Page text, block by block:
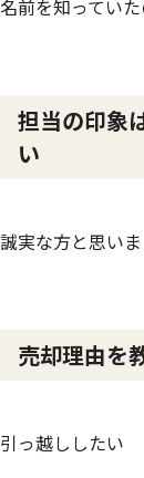
名前を知っていた
担当の印象
い
誠実な方と思いま
売却理由を
引っ越ししたい